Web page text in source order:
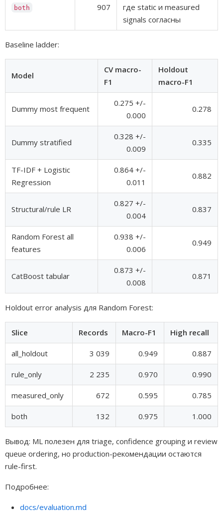
both 907
где static и measured
signals согласны
Baseline ladder:
Model
CV macro-
F1
Holdout
macro-F1
Dummy most frequent
0.275 +/-
0.000
0.278
Dummy stratified
0.328 +/-
0.009
0.335
TF-IDF + Logistic
Regression
0.864 +/-
0.011
0.882
Structural/rule LR
0.827 +/-
0.004
0.837
Random Forest all
features
0.938 +/-
0.006
0.949
CatBoost tabular
0.873 +/-
0.008
0.871
Holdout error analysis для Random Forest:
Slice Records Macro-F1 High recall
all_holdout 3 039 0.949 0.887
rule_only 2 235 0.970 0.990
measured_only 672 0.595 0.785
both 132 0.975 1.000
Вывод: ML полезен для triage, confidence grouping и review
queue ordering, но production-рекомендации остаются
rule-first.
Подробнее:
docs/evaluation.md